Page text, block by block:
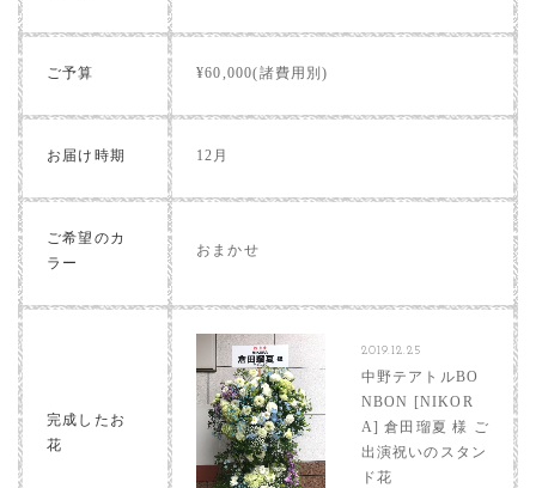
ご予算 ¥60,000(諸費用別)
お届け時期 12月
ご希望のカ
ラー
おまかせ
完成したお
花
2019.12.25
中野テアトルBO
NBON [NIKOR
A] 倉田瑠夏 様 ご
出演祝いのスタン
ド花